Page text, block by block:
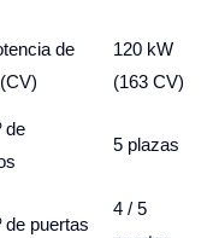
de
120 kW
(163 CV)
de
5 plazas
de puertas
4 / 5